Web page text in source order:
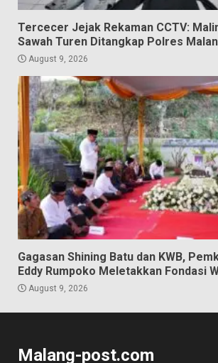
Tercecer Jejak Rekaman CCTV:
Sawah Turen Ditangkap Polres
August 9, 2026
Gagasan Shining Batu dan KWB,
Eddy Rumpoko Meletakkan Fondasi
August 9, 2026
Malang-post.com